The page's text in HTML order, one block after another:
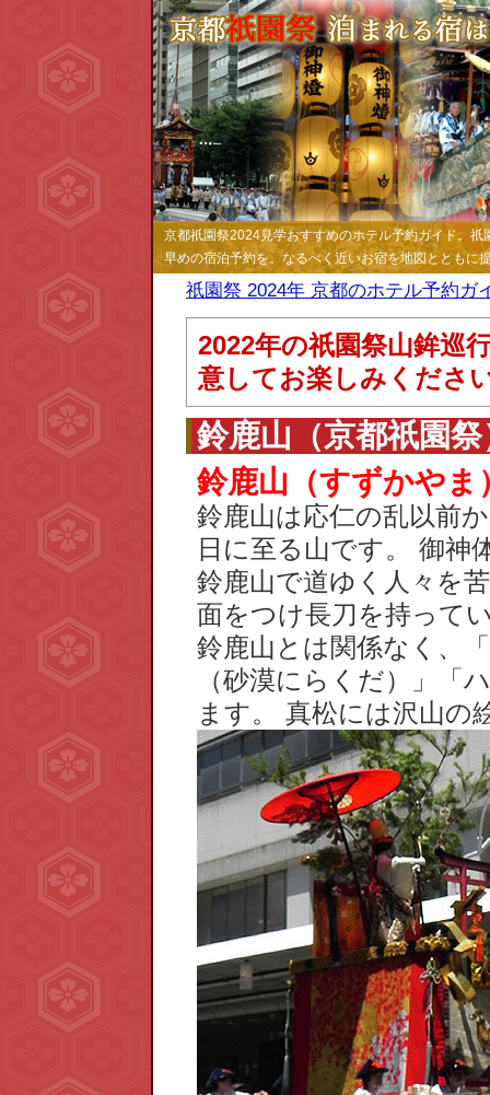
京都祇園祭2024見学おすすめのホテル予約ガイド。
早めの宿泊予約を。なるべく近いお宿を地図とともに
祇園祭 2024年 京都のホテル予約ガ
2022年の祇園祭山鉾巡
意してお楽しみくださ
鈴鹿山（京都祇園祭
鈴鹿山（すずかやま
鈴鹿山は応仁の乱以前
日に至る山です。 御神
鈴鹿山で道ゆく人々を
面をつけ長刀を持って
鈴鹿山とは関係なく、
（砂漠にらくだ）」「
ます。 真松には沢山の